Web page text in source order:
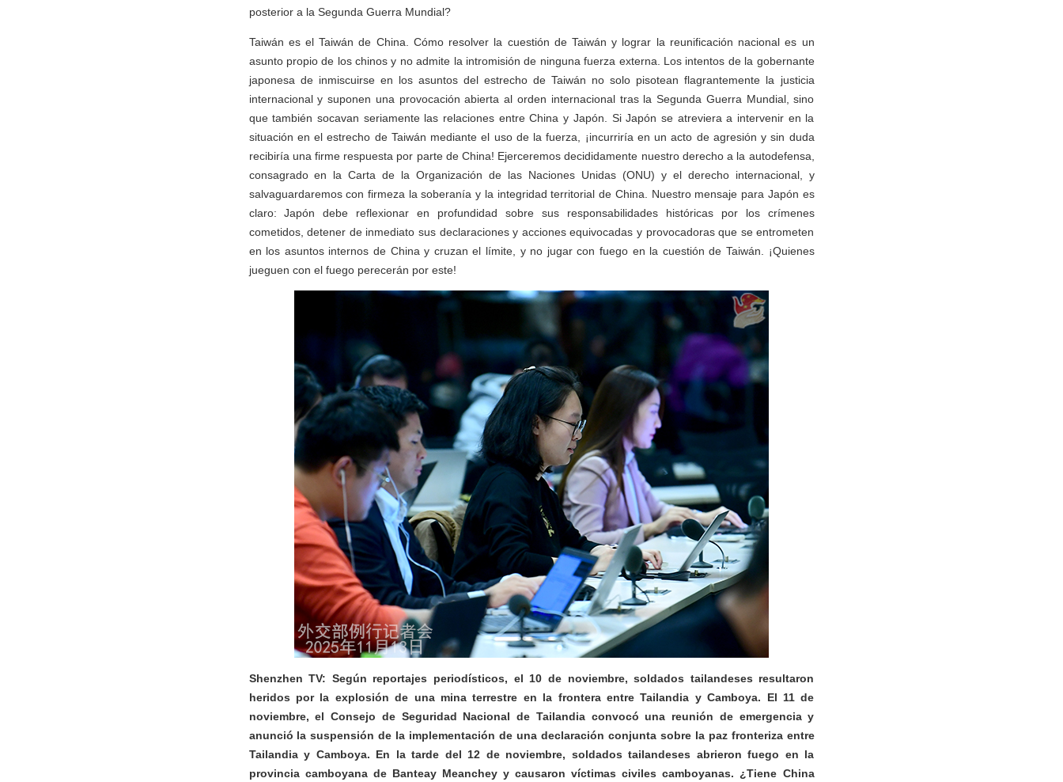
posterior a la Segunda Guerra Mundial?
Taiwán es el Taiwán de China. Cómo resolver la cuestión de Taiwán y lograr la reunificación nacional es un
asunto propio de los chinos y no admite la intromisión de ninguna fuerza externa. Los intentos de la gobernante
japonesa de inmiscuirse en los asuntos del estrecho de Taiwán no solo pisotean flagrantemente la justicia
internacional y suponen una provocación abierta al orden internacional tras la Segunda Guerra Mundial, sino
que también socavan seriamente las relaciones entre China y Japón. Si Japón se atreviera a intervenir en la
situación en el estrecho de Taiwán mediante el uso de la fuerza, ¡incurriría en un acto de agresión y sin duda
recibiría una firme respuesta por parte de China! Ejerceremos decididamente nuestro derecho a la autodefensa,
consagrado en la Carta de la Organización de las Naciones Unidas (ONU) y el derecho internacional, y
salvaguardaremos con firmeza la soberanía y la integridad territorial de China. Nuestro mensaje para Japón es
claro: Japón debe reflexionar en profundidad sobre sus responsabilidades históricas por los crímenes
cometidos, detener de inmediato sus declaraciones y acciones equivocadas y provocadoras que se entrometen
en los asuntos internos de China y cruzan el límite, y no jugar con fuego en la cuestión de Taiwán. ¡Quienes
jueguen con el fuego perecerán por este!
Shenzhen TV: Según reportajes periodísticos, el 10 de noviembre, soldados tailandeses resultaron
heridos por la explosión de una mina terrestre en la frontera entre Tailandia y Camboya. El 11 de
noviembre, el Consejo de Seguridad Nacional de Tailandia convocó una reunión de emergencia y
anunció la suspensión de la implementación de una declaración conjunta sobre la paz fronteriza entre
Tailandia y Camboya. En la tarde del 12 de noviembre, soldados tailandeses abrieron fuego en la
provincia camboyana de Banteay Meanchey y causaron víctimas civiles camboyanas. ¿Tiene China